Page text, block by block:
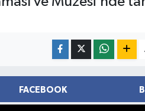
FACEBOOK